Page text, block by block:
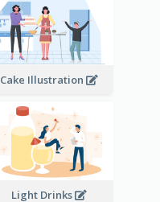
Cake Illustration
Light Drinks